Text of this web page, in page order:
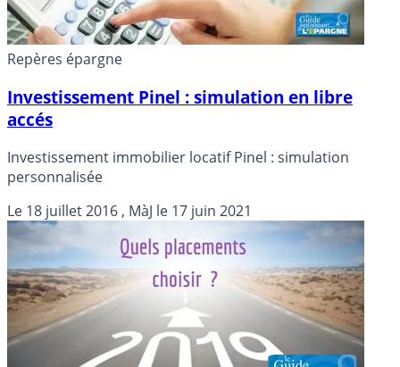
Repères épargne
Investissement Pinel : simulation en libre
accés
Investissement immobilier locatif Pinel : simulation
personnalisée
Le 18 juillet 2016 , MàJ le 17 juin 2021